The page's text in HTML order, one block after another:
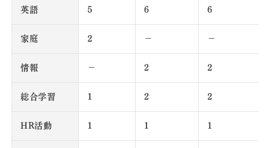
英語 5 6 6
家庭 2 － －
情報 － 2 2
総合学習 1 2 2
HR活動 1 1 1